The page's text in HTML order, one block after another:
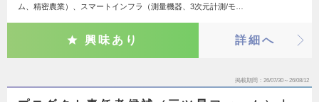
ム、精密農業）、スマートインフラ（測量機器、3次元計測/モ…
興味あり 詳細へ
掲載期間 26/07/30～26/08/12